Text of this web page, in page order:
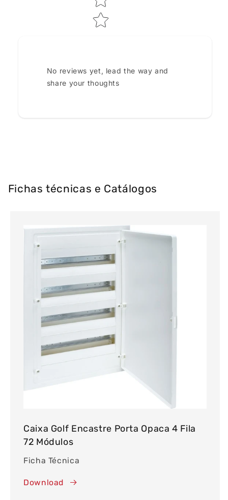
No reviews yet, lead the way and
share your thoughts
Fichas técnicas e Catálogos
Caixa Golf Encastre Porta Opaca 4 Fila
72 Módulos
Ficha Técnica
Download